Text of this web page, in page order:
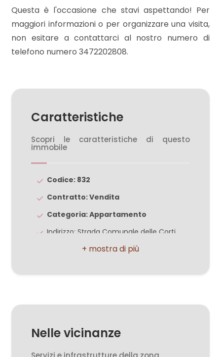
Questa è l'occasione che stavi aspettando! Per
maggiori informazioni o per organizzare una visita,
non esitare a contattarci al nostro numero di
telefono numero 3472202808.
Caratteristiche
Scopri le caratteristiche di questo
immobile
Codice: 832
Contratto: Vendita
Categoria: Appartamento
Indirizzo: Strada Comunale delle Corti
Camere: 4
Bagni: 2
Nelle vicinanze
5+
5+
multiscelta